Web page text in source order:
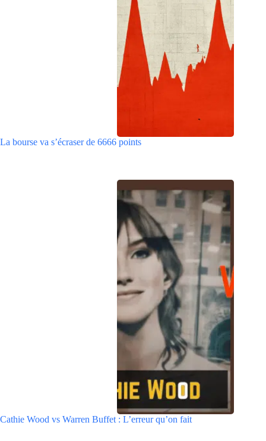
La bourse va s’écraser de 6666 points
Cathie Wood vs Warren Buffet : L’erreur qu’on fait